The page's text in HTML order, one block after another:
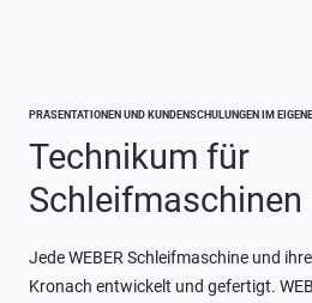
PRÄSENTATIONEN UND KUNDENSCHULUNGEN IM
Technikum für
Schleifmaschinen
Jede WEBER Schleifmaschine und
Kronach entwickelt und gefertigt.